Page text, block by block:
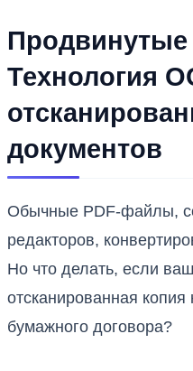
Технология
документов
Обычные PDF-файлы,
редакторов,
Но что делать, если
отсканированная
бумажного договора?